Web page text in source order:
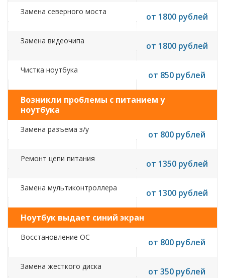
Замена северного моста от 1800 рублей
Замена видеочипа от 1800 рублей
Чистка ноутбука от 850 рублей
Возникли проблемы с питанием у
ноутбука
Замена разъема з/у от 800 рублей
Ремонт цепи питания от 1350 рублей
Замена мультиконтроллера от 1300 рублей
Ноутбук выдает синий экран
Восстановление ОС от 800 рублей
Замена жесткого диска от 350 рублей